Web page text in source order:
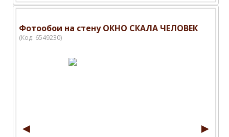
Фотообои на стену ОКНО СКАЛА ЧЕЛОВЕК
(Код: 6549230)
◄ ►